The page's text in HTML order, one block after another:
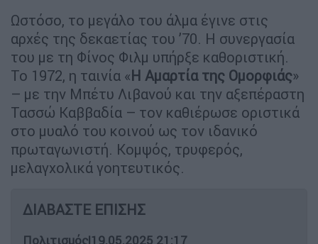
Ωστόσο, το μεγάλο του άλμα έγινε στις
αρχές της δεκαετίας του ’70. Η συνεργασία
του με τη Φίνος Φιλμ υπήρξε καθοριστική.
Το 1972, η ταινία «Η Αμαρτία της Ομορφιάς»
– με την Μπέτυ Λιβανού και την αξεπέραστη
Τασσώ Καββαδία – τον καθιέρωσε οριστικά
στο μυαλό του κοινού ως τον ιδανικό
πρωταγωνιστή. Κομψός, τρυφερός,
μελαγχολικά γοητευτικός.
ΔΙΑΒΑΣΤΕ ΕΠΙΣΗΣ
Πολιτισμός|19.05.2025 21:17